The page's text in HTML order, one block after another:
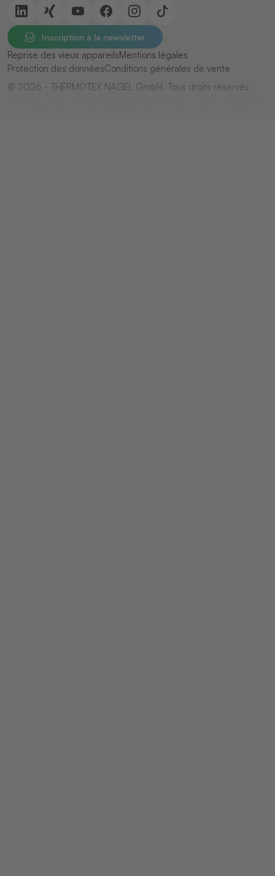
Inscription à la newsletter
Reprise des vieux appareilsMentions légales
Protection des donnéesConditions générales de vente
© 2026 - THERMOTEX NAGEL GmbH. Tous droits réservés